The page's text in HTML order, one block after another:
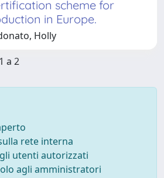
scheme for
in Europe.
Holly
a 2
rete interna
utenti autorizzati
agli amministratori